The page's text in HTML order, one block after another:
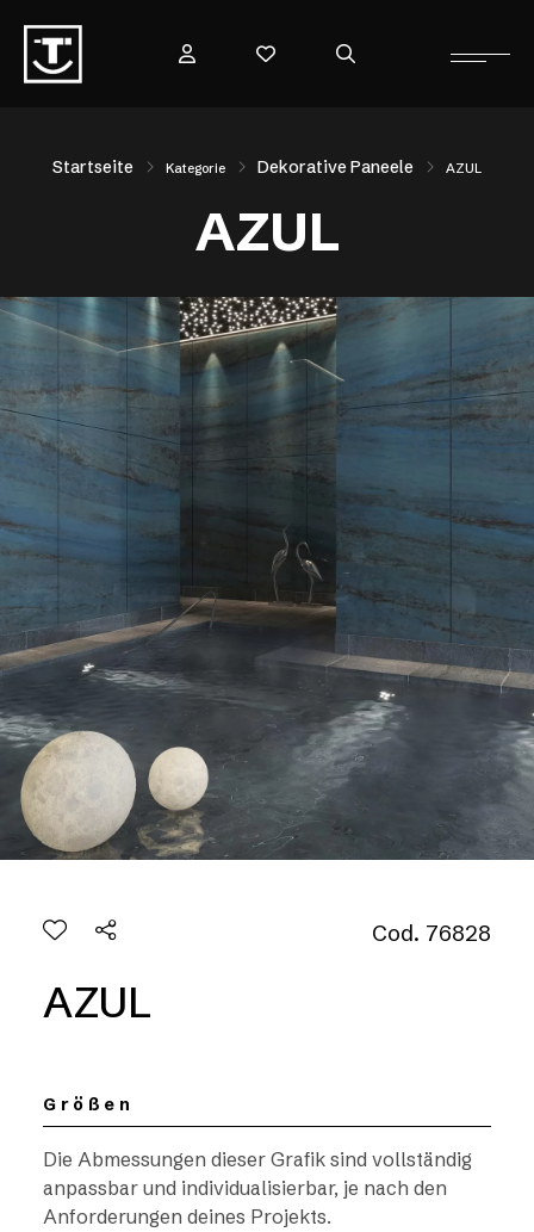
Startseite Kategorie Dekorative Paneele AZUL
AZUL
Cod. 76828
AZUL
Größen
Die Abmessungen dieser Grafik sind vollständig
anpassbar und individualisierbar, je nach den
Anforderungen deines Projekts.